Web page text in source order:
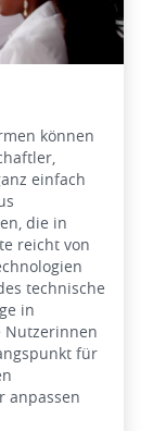
können
einfach
die in
reicht von
technische
in
Nutzerinnen
für
anpassen